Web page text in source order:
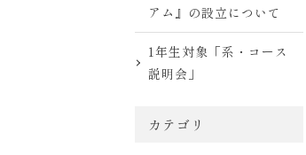
アム』の設立について
1年生対象「系・コース
説明会」
カテゴリ